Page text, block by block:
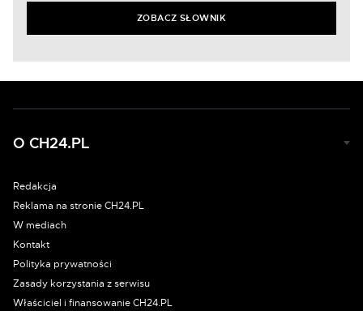
ZOBACZ SŁOWNIK
O CH24.PL
Redakcja
Reklama na stronie CH24.PL
W mediach
Kontakt
Polityka prywatności
Zasady korzystania z serwisu
Właściciel i finansowanie CH24.PL